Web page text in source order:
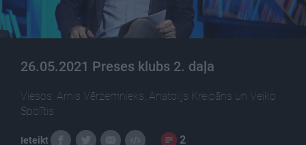
26.05.2021 Preses klubs 2. daļa
Viesos: Arnis Vērzemnieks, Anatolijs Kreipāns un Veiko
Spolītis
Ieteikt 2